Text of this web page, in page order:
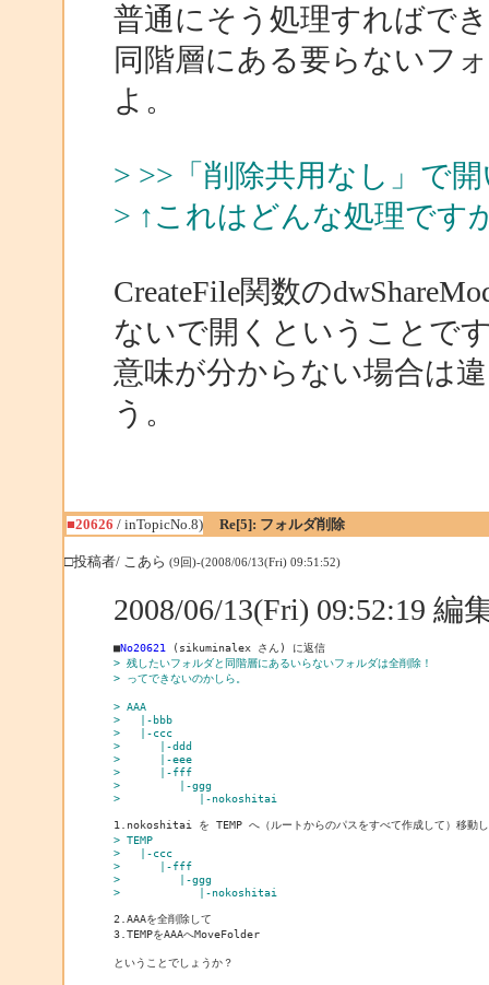
普通にそう処理すればで
同階層にある要らないフ
よ。
> >>「削除共用なし」で
> ↑これはどんな処理です
CreateFile関数の
ないで開くということで
意味が分からない場合は
う。
■20626 / inTopicNo.8) Re[5]: フォルダ削除
□投稿者/ こあら (9回)-(2008/06/13(Fri) 09:51:52)
2008/06/13(Fri) 09:52:19 編
■No20621
(sikuminalex さん) に返信
> 残したいフォルダと同階層にあるいらないフォルダは全削除！
> ってできないのかしら。
> AAA
>   |-bbb
>   |-ccc
>      |-ddd
>      |-eee
>      |-fff
>         |-ggg
>            |-nokoshitai
> TEMP
>   |-ccc
>      |-fff
>         |-ggg
>            |-nokoshitai
2.AAAを全削除して
3.TEMPをAAAへMoveFolder